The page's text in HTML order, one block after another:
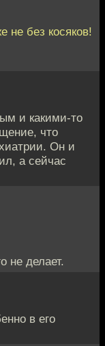
не без косяков!
и какими-то
что
Он и
а сейчас
не делает.
в его